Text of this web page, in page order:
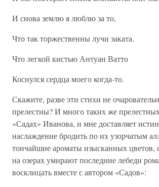
И снова землю я люблю за то,
Что так торжественны лучи заката.
Что легкой кистью Антуан Ватто
Коснулся сердца моего когда-то.
Скажите, разве эти стихи не
прелестны? И много таких же
«Садах» Иванова, и мне доставляет
наслаждение бродить по их узорчатым
тончайшие ароматы изысканных цветов,
на озерах умирают последние лебеди
восклицать вместе с автором «Садов»: